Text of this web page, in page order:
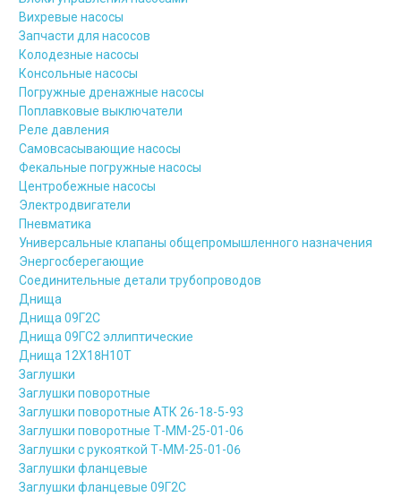
Вихревые насосы
Запчасти для насосов
Колодезные насосы
Консольные насосы
Погружные дренажные насосы
Поплавковые выключатели
Реле давления
Самовсасывающие насосы
Фекальные погружные насосы
Центробежные насосы
Электродвигатели
Пневматика
Универсальные клапаны общепромышленного назначения
Энергосберегающие
Соединительные детали трубопроводов
Днища
Днища 09Г2С
Днища 09ГС2 эллиптические
Днища 12Х18Н10Т
Заглушки
Заглушки поворотные
Заглушки поворотные АТК 26-18-5-93
Заглушки поворотные Т-ММ-25-01-06
Заглушки с рукояткой Т-ММ-25-01-06
Заглушки фланцевые
Заглушки фланцевые 09Г2С